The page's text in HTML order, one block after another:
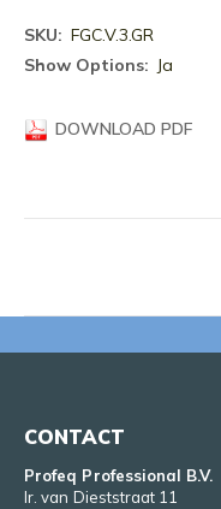
Meer
informatie
FGC.V.3.GR
Ja
DOWNLOAD PDF
CONTACT
Profeq Professional B.V.
Ir. van Dieststraat 11